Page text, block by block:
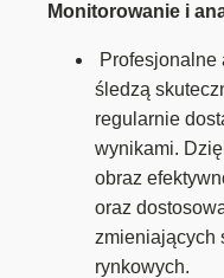
Monitorowanie i
Profesjonalne
śledzą
regularnie
wynikami.
obraz
oraz
zmieniających
rynkowych.